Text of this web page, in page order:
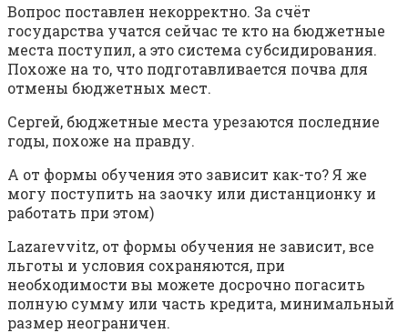
Вопрос поставлен некорректно. За счёт
государства учатся сейчас те кто на бюджетные
места поступил, а это система субсидирования.
Похоже на то, что подготавливается почва для
отмены бюджетных мест.
Сергей, бюджетные места урезаются последние
годы, похоже на правду.
А от формы обучения это зависит как-то? Я же
могу поступить на заочку или дистанционку и
работать при этом)
Lazarevvitz, от формы обучения не зависит, все
льготы и условия сохраняются, при
необходимости вы можете досрочно погасить
полную сумму или часть кредита, минимальный
размер неограничен.